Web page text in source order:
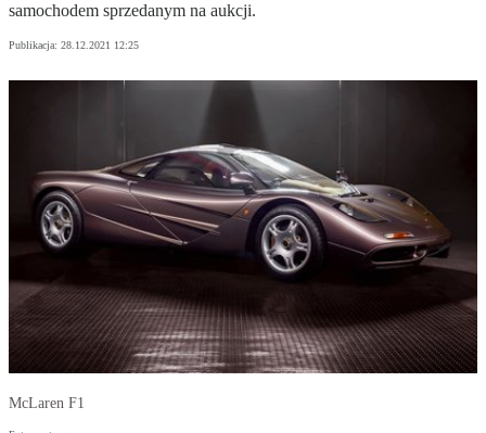
samochodem sprzedanym na aukcji.
Publikacja: 28.12.2021 12:25
McLaren F1